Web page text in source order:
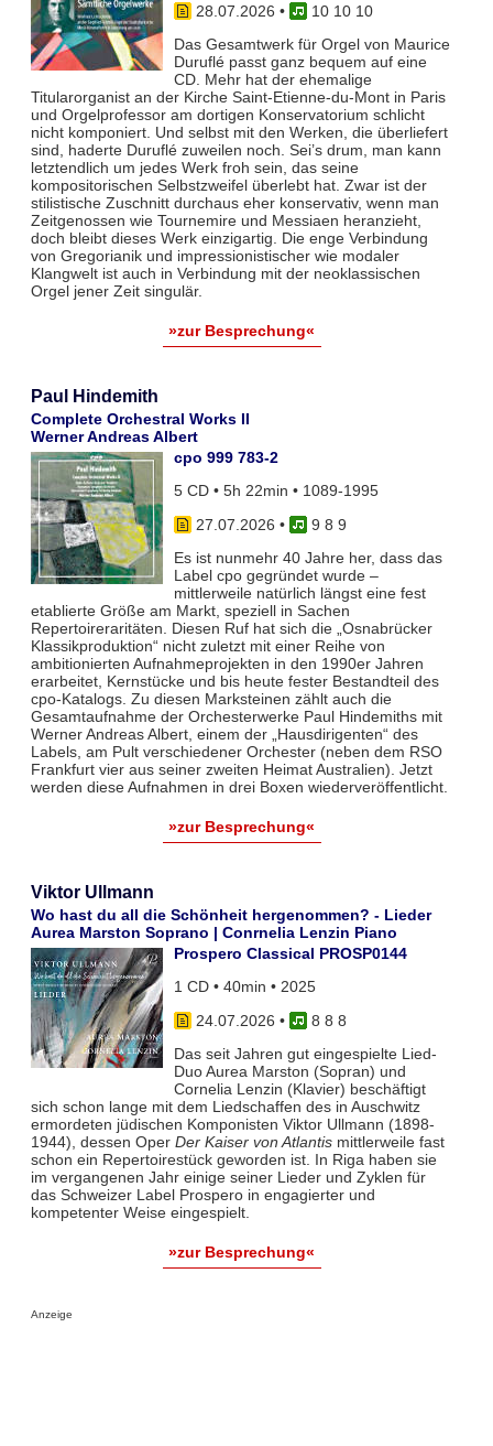
28.07.2026 •
10 10 10
Das Gesamtwerk für Orgel von Maurice
Duruflé passt ganz bequem auf eine
CD. Mehr hat der ehemalige
Titularorganist an der Kirche Saint-Etienne-du-Mont in Paris
und Orgelprofessor am dortigen Konservatorium schlicht
nicht komponiert. Und selbst mit den Werken, die überliefert
sind, haderte Duruflé zuweilen noch. Sei’s drum, man kann
letztendlich um jedes Werk froh sein, das seine
kompositorischen Selbstzweifel überlebt hat. Zwar ist der
stilistische Zuschnitt durchaus eher konservativ, wenn man
Zeitgenossen wie Tournemire und Messiaen heranzieht,
doch bleibt dieses Werk einzigartig. Die enge Verbindung
von Gregorianik und impressionistischer wie modaler
Klangwelt ist auch in Verbindung mit der neoklassischen
Orgel jener Zeit singulär.
»zur Besprechung«
Paul Hindemith
Complete Orchestral Works II
Werner Andreas Albert
cpo 999 783-2
5 CD • 5h 22min • 1089-1995
27.07.2026 •
9 8 9
Es ist nunmehr 40 Jahre her, dass das
Label cpo gegründet wurde –
mittlerweile natürlich längst eine fest
etablierte Größe am Markt, speziell in Sachen
Repertoireraritäten. Diesen Ruf hat sich die „Osnabrücker
Klassikproduktion“ nicht zuletzt mit einer Reihe von
ambitionierten Aufnahmeprojekten in den 1990er Jahren
erarbeitet, Kernstücke und bis heute fester Bestandteil des
cpo-Katalogs. Zu diesen Marksteinen zählt auch die
Gesamtaufnahme der Orchesterwerke Paul Hindemiths mit
Werner Andreas Albert, einem der „Hausdirigenten“ des
Labels, am Pult verschiedener Orchester (neben dem RSO
Frankfurt vier aus seiner zweiten Heimat Australien). Jetzt
werden diese Aufnahmen in drei Boxen wiederveröffentlicht.
»zur Besprechung«
Viktor Ullmann
Wo hast du all die Schönheit hergenommen? - Lieder
Aurea Marston Soprano | Conrnelia Lenzin Piano
Prospero Classical PROSP0144
1 CD • 40min • 2025
24.07.2026 •
8 8 8
Das seit Jahren gut eingespielte Lied-
Duo Aurea Marston (Sopran) und
Cornelia Lenzin (Klavier) beschäftigt
sich schon lange mit dem Liedschaffen des in Auschwitz
ermordeten jüdischen Komponisten Viktor Ullmann (1898-
1944), dessen Oper Der Kaiser von Atlantismittlerweile fast
schon ein Repertoirestück geworden ist. In Riga haben sie
im vergangenen Jahr einige seiner Lieder und Zyklen für
das Schweizer Label Prospero in engagierter und
kompetenter Weise eingespielt.
»zur Besprechung«
Anzeige